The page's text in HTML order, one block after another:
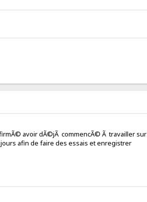
avoir dÃ©jÃ commencÃ© Ã travailler sur
afin de faire des essais et enregistrer